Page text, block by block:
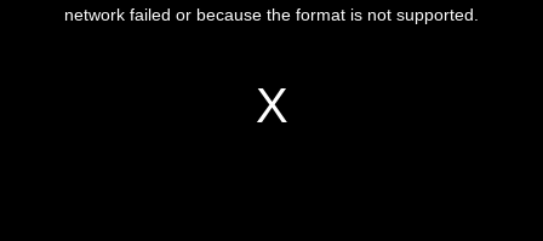
network failed or because the format is not supported.